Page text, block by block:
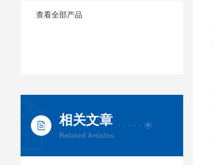
查看全部产品
相关文章
Related Articles